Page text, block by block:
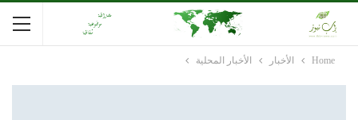
Home الأخبار الأخبار المحلية